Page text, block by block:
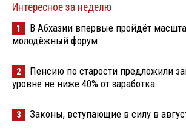
Интересное за неделю
1
В Абхазии впервые пройдёт
молодёжный форум
2
Пенсию по старости предложили
уровне не ниже 40% от заработка
3 Законы, вступающие в силу в